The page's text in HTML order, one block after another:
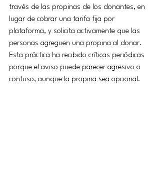
través de las propinas de los donantes, en
lugar de cobrar una tarifa fija por
plataforma, y solicita activamente que las
personas agreguen una propina al donar.
Esta práctica ha recibido críticas periódicas
porque el aviso puede parecer agresivo o
confuso, aunque la propina sea opcional.